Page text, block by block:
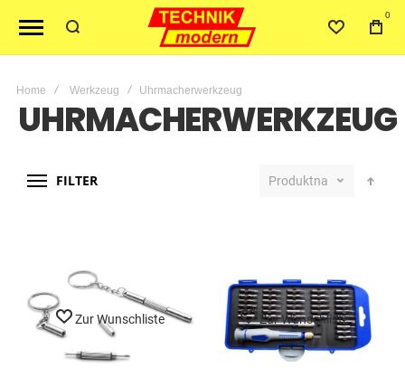
0
Home Werkzeug Uhrmacherwerkzeug
UHRMACHERWERKZEUG
FILTER Produktname
Zur Wunschliste Zur Wunschliste